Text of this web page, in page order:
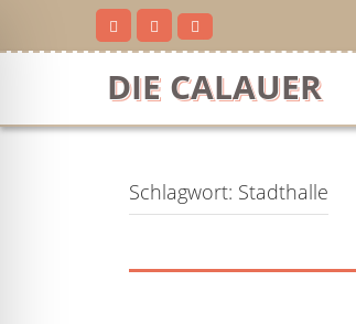
content
DIE CALAUER
Schlagwort: Stadthalle